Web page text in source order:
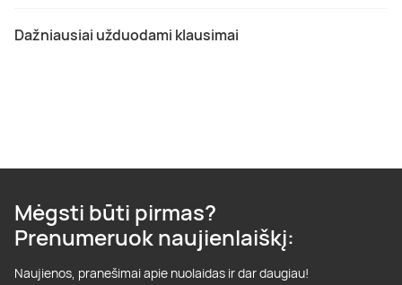
Dažniausiai užduodami klausimai
Mėgsti būti pirmas?
Prenumeruok naujienlaiškį:
Naujienos, pranešimai apie nuolaidas ir dar daugiau!